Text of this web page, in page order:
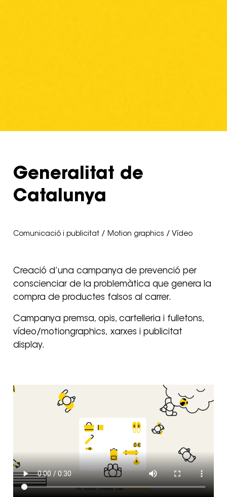
Generalitat de
Catalunya
Comunicació i publicitat / Motion graphics / Vídeo
Creació d’una campanya de prevenció per
conscienciar de la problemàtica que genera la
compra de productes falsos al carrer.
Campanya premsa, opis, cartelleria i fulletons,
vídeo/motiongraphics, xarxes i publicitat
display.